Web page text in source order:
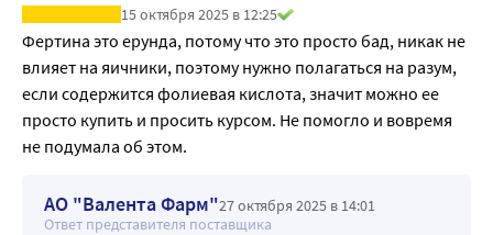
число используемых зрелых ооцитов (за счет снижения
гормональной нагрузки при стимуляции и улучшения
качества получаемых ооцитов и эмбрионов) без
снижения числа клинических беременностей.
Проведенные исследования демонстрируют
достоверное увеличение частоты наступления
приема инозитола. Причем такие результаты получены и
15 октября 2025 в 12:25
Фертина это ерунда, потому что это просто бад, никак не
влияет на яичники, поэтому нужно полагаться на разум,
если содержится фолиевая кислота, значит можно ее
просто купить и просить курсом. Не помогло и вовремя
не подумала об этом.
АО "Валента Фарм"27 октября 2025 в 14:01
Ответ представителя поставщика